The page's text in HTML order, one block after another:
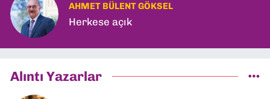
AHMET BÜLENT GÖKSEL
Herkese açık
Alıntı Yazarlar